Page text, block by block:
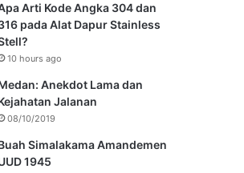
Arti Kode Angka 304 dan
pada Alat Dapur Stainless
10 hours ago
Anekdot Lama dan
Jalanan
08/10/2019
Simalakama Amandemen
1945